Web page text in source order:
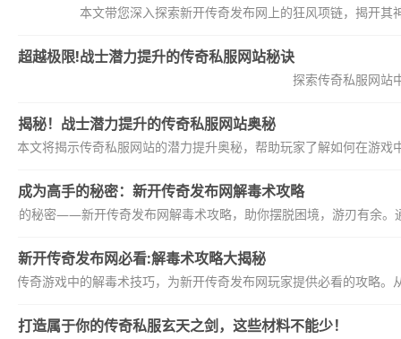
本文带您深入探索新开传奇发布网上的狂风项链，揭开
超越极限!战士潜力提升的传奇私服网站秘诀
探索传奇私服网站
揭秘！战士潜力提升的传奇私服网站奥秘
本文将揭示传奇私服网站的潜力提升奥秘，帮助玩家了解如何在游
成为高手的秘密：新开传奇发布网解毒术攻略
手的秘密——新开传奇发布网解毒术攻略，助你摆脱困境，游刃有余
新开传奇发布网必看:解毒术攻略大揭秘
秘传奇游戏中的解毒术技巧，为新开传奇发布网玩家提供必看的攻略
打造属于你的传奇私服玄天之剑，这些材料不能少！